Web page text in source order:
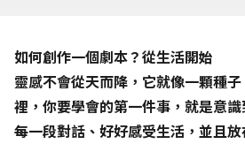
如何創作一個劇本？從生活開始
靈感不會從天而降，它就像一顆種
裡，你要學會的第一件事，就是意
每一段對話、好好感受生活，並且